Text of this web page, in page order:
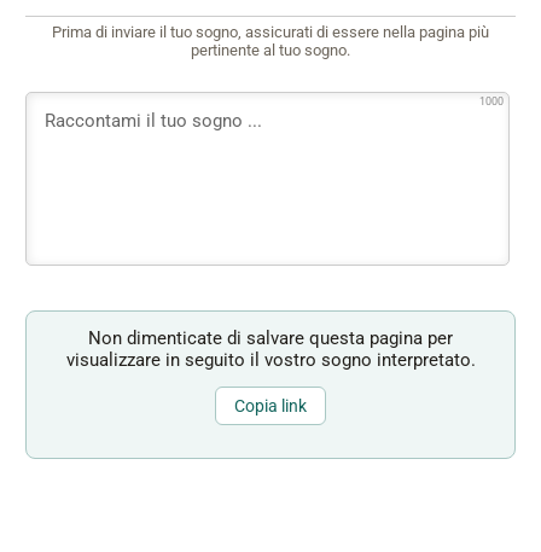
Prima di inviare il tuo sogno, assicurati di essere nella pagina più
pertinente al tuo sogno.
1000
Non dimenticate di salvare questa pagina per
visualizzare in seguito il vostro sogno interpretato.
Copia link